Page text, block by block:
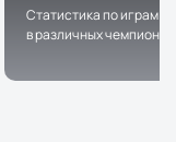
Статистика по играм с
в различных